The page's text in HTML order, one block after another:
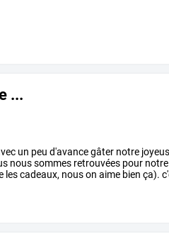
...
un peu d'avancegâter notre
noussommes retrouvées pour notre
lescadeaux, nouson aime bien ça).